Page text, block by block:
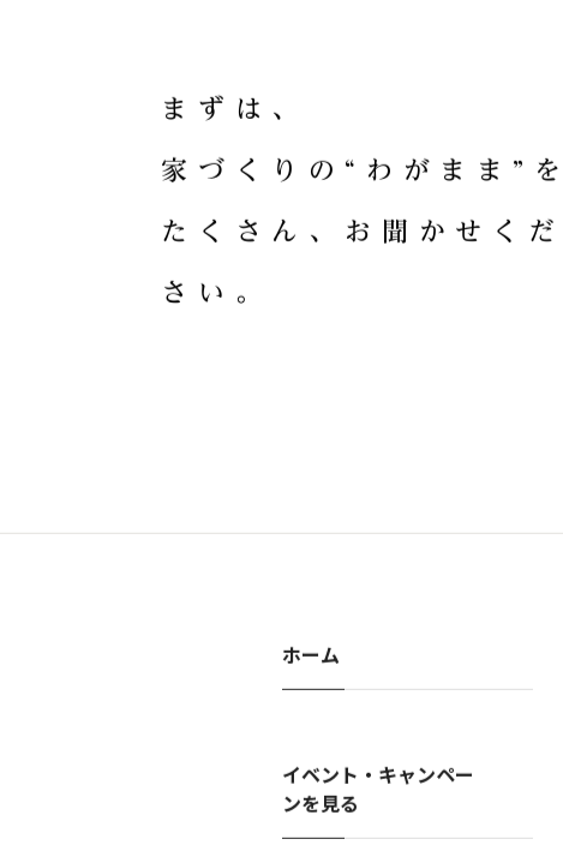
ま ず は 、
家 づ く り の “ わ が ま ま ” を
た く さ ん 、 お 聞 か せ く だ
さ い 。
ホーム
イベント・キャンペー
ンを見る